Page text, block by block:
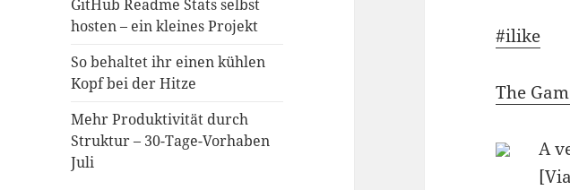
GitHub Readme Stats selbst
hosten – ein kleines Projekt
So behaltet ihr einen kühlen
Kopf bei der Hitze
Mehr Produktivität durch
Struktur – 30-Tage-Vorhaben
Juli
#ilike
The
A